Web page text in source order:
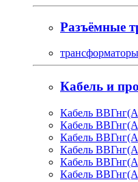
Разъёмные
Кабель и
Кабель
Кабель
Кабель
Кабель
Кабель
Кабель